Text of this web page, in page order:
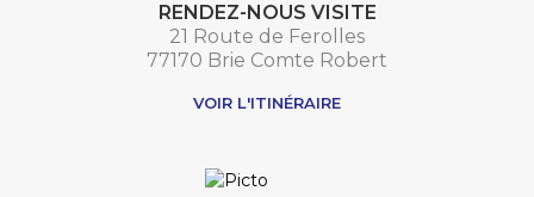
RENDEZ-NOUS VISITE
21 Route de Ferolles
77170 Brie Comte Robert
VOIR L'ITINÉRAIRE